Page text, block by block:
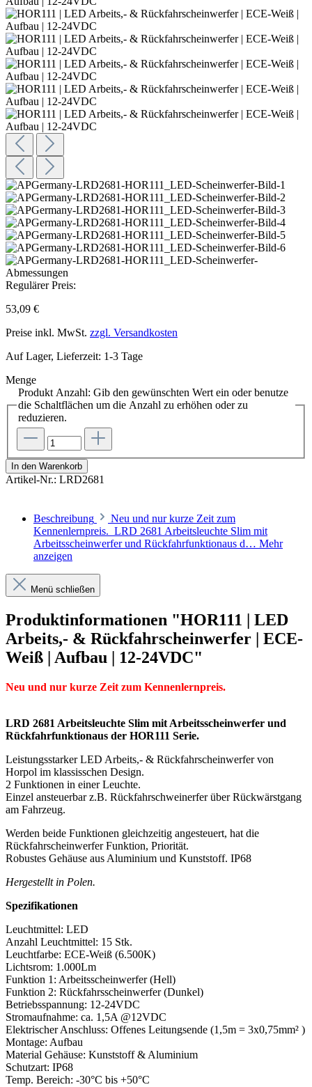
Regulärer Preis:
53,09 €
Preise inkl. MwSt. zzgl. Versandkosten
Auf Lager, Lieferzeit: 1-3 Tage
Menge
Produkt Anzahl: Gib den gewünschten Wert ein oder benutze
die Schaltflächen um die Anzahl zu erhöhen oder zu
reduzieren.
In den Warenkorb
Artikel-Nr.: LRD2681
Beschreibung
Neu und nur kurze Zeit zum
Kennenlernpreis. LRD 2681 Arbeitsleuchte Slim mit
Arbeitsscheinwerfer und Rückfahrfunktionaus d… Mehr
anzeigen
Menü schließen
Produktinformationen "HOR111 | LED
Arbeits,- & Rückfahrscheinwerfer | ECE-
Weiß | Aufbau | 12-24VDC"
Neu und nur kurze Zeit zum Kennenlernpreis.
LRD 2681 Arbeitsleuchte Slim mit Arbeitsscheinwerfer und
Rückfahrfunktionaus der HOR111 Serie.
Leistungsstarker LED Arbeits,- & Rückfahrscheinwerfer von
Horpol im klassisschen Design.
2 Funktionen in einer Leuchte.
Einzel ansteuerbar z.B. Rückfahrschweinerfer über Rückwärstgang
am Fahrzeug.
Werden beide Funktionen gleichzeitig angesteuert, hat die
Rückfahrscheinwerfer Funktion, Priorität.
Robustes Gehäuse aus Aluminium und Kunststoff. IP68
Hergestellt in Polen.
Spezifikationen
Leuchtmittel: LED
Anzahl Leuchtmittel: 15 Stk.
Leuchtfarbe: ECE-Weiß (6.500K)
Lichtsrom: 1.000Lm
Funktion 1: Arbeitsscheinwerfer (Hell)
Funktion 2: Rückfahrsscheinwerfer (Dunkel)
Betriebsspannung: 12-24VDC
Stromaufnahme: ca. 1,5A @12VDC
Elektrischer Anschluss: Offenes Leitungsende (1,5m = 3x0,75mm² )
Montage: Aufbau
Material Gehäuse: Kunststoff & Aluminium
Schutzart: IP68
Temp. Bereich: -30°C bis +50°C